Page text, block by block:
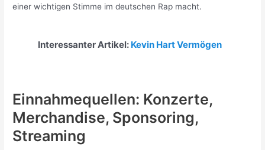
einer wichtigen Stimme im deutschen Rap macht.
Interessanter Artikel: Kevin Hart Vermögen
Einnahmequellen: Konzerte,
Merchandise, Sponsoring,
Streaming